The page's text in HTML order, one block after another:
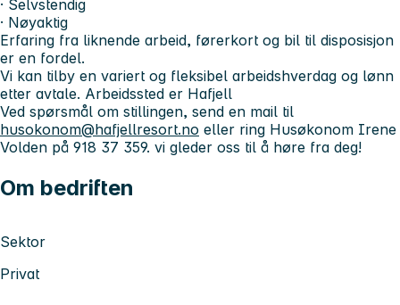
· Selvstendig
· Nøyaktig
Erfaring fra liknende arbeid, førerkort og bil til disposisjon
er en fordel.
Vi kan tilby en variert og fleksibel arbeidshverdag og lønn
etter avtale. Arbeidssted er Hafjell
Ved spørsmål om stillingen, send en mail til
husokonom@hafjellresort.no eller ring Husøkonom Irene
Volden på 918 37 359. vi gleder oss til å høre fra deg!
Om bedriften
Sektor
Privat